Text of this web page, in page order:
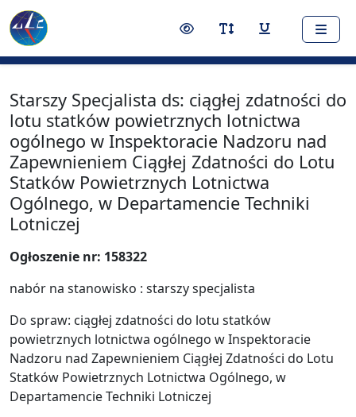
Nawigacja
Treść
Narzędzia dostępności
Przełącz rozmiar
Przełącz
Starszy Specjalista ds: ciągłej zdatności do
lotu statków powietrznych lotnictwa
ogólnego w Inspektoracie Nadzoru nad
Zapewnieniem Ciągłej Zdatności do Lotu
Statków Powietrznych Lotnictwa
Ogólnego, w Departamencie Techniki
Lotniczej
Ogłoszenie nr: 158322
nabór na stanowisko : starszy specjalista
Do spraw: ciągłej zdatności do lotu statków
powietrznych lotnictwa ogólnego w Inspektoracie
Nadzoru nad Zapewnieniem Ciągłej Zdatności do Lotu
Statków Powietrznych Lotnictwa Ogólnego, w
Departamencie Techniki Lotniczej